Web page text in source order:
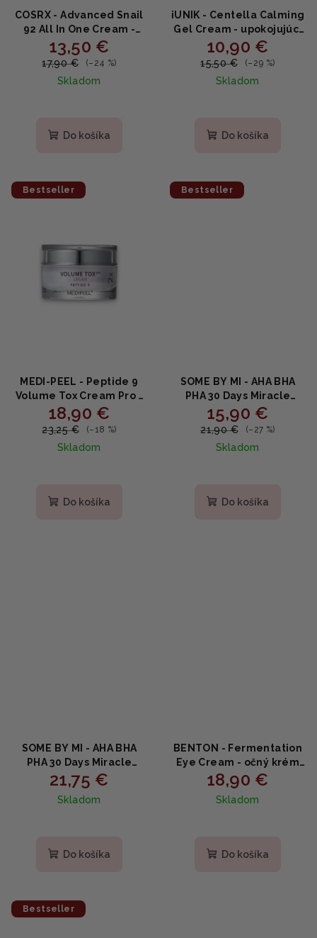
COSRX - Advanced Snail
92 All In One Cream -
Regeneračný krém s
92 % slimačieho mucínu
13,50 €
17,90 € (–24 %)
Skladom
produktu
Do košíka
iUNIK - Centella Calming
Gel Cream - upokojujúci
krém so centellou 60ml
10,90 €
15,50 € (–29 %)
Skladom
produktu
Do košíka
Bestseller
MEDI-PEEL - Peptide 9
Volume Tox Cream Pro -
omladzujúci krém s
peptidmi 50g
18,90 €
23,25 € (–18 %)
Skladom
produktu
Do košíka
Bestseller
SOME BY MI - AHA BHA
PHA 30 Days Miracle
Cream - Hydratačný a
upokojujúci krém 60g
15,90 €
21,90 € (–27 %)
Skladom
produktu
Do košíka
SOME BY MI - AHA BHA
PHA 30 Days Miracle
Starter Edition -
Zázračný štartovný set
na pleť 4ks
21,75 €
Skladom
Do košíka
BENTON - Fermentation
Eye Cream - očný krém
proti vráskam 30g
18,90 €
Skladom
produktu
Do košíka
Bestseller